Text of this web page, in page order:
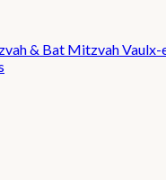
& Bat MitzvahVaulx-